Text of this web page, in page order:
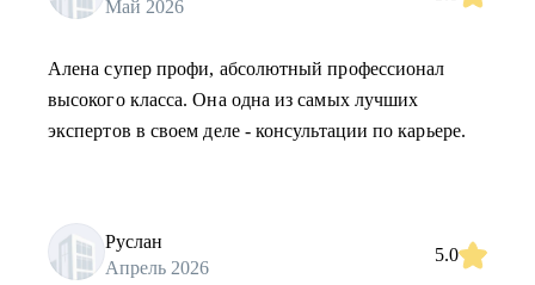
Май 2026
Алена супер профи, абсолютный профессионал
высокого класса. Она одна из самых лучших
экспертов в своем деле - консультации по карьере.
Руслан
Апрель 2026
5.0